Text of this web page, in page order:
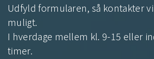
Udfyld formularen, så kontakter
muligt.
I hverdage mellem kl. 9-15 eller
timer.